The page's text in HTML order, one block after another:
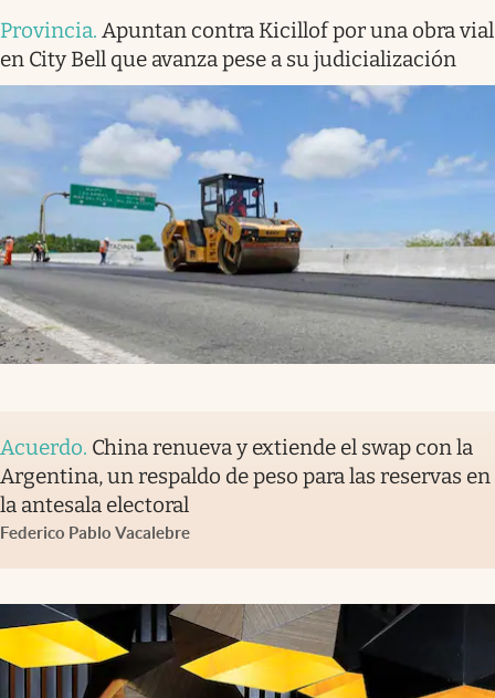
Provincia. Apuntan contra Kicillof por una obra vial
en City Bell que avanza pese a su judicialización
Acuerdo. China renueva y extiende el swap con la
Argentina, un respaldo de peso para las reservas en
la antesala electoral
Federico Pablo Vacalebre